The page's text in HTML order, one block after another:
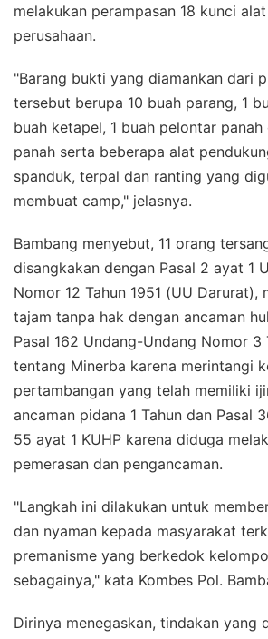
melakukan perampasan 18 kunci
perusahaan.
"Barang bukti yang diamankan dari
tersebut berupa 10 buah parang, 1
buah ketapel, 1 buah pelontar panah
panah serta beberapa alat
spanduk, terpal dan ranting yang
membuat camp," jelasnya.
Bambang menyebut, 11 orang
disangkakan dengan Pasal 2 ayat 1
Nomor 12 Tahun 1951 (UU Darurat),
tajam tanpa hak dengan ancaman
Pasal 162 Undang-Undang Nomor 3
tentang Minerba karena merintangi
pertambangan yang telah memiliki
ancaman pidana 1 Tahun dan Pasal
55 ayat 1 KUHP karena diduga
pemerasan dan pengancaman.
"Langkah ini dilakukan untuk
dan nyaman kepada masyarakat
premanisme yang berkedok
sebagainya," kata Kombes Pol.
Dirinya menegaskan, tindakan yang